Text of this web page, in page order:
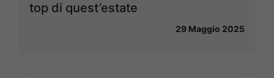
top di quest’estate
29 Maggio 2025